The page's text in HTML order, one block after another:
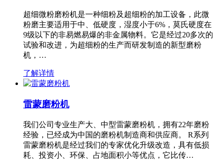
超细微粉磨粉机是一种细粉及超细粉的加工设备，此微
粉磨主要适用于中、低硬度，湿度小于6%，莫氏硬度在
9级以下的非易燃易爆的非金属物料。它是经过20多次的
试验和改进，为超细粉的生产而研发制造的新型磨粉
机，…
了解详情
雷蒙磨粉机
我们公司专业生产大、中型雷蒙磨粉机，拥有22年磨粉
经验，已经成为中国的磨粉机制造商和供应商。 R系列
雷蒙磨粉机是经过我们的专家优化升级改造，具有低损
耗、投资小、环保、占地面积小等优点，它比传…